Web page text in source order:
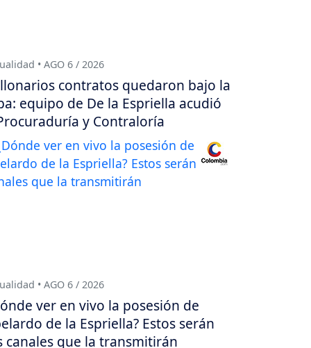
• AGO 6 / 2026
contratos quedaron bajo la
equipo de De la Espriella acudió
y Contraloría
• AGO 6 / 2026
ver en vivo la posesión de
de la Espriella? Estos serán
canales que la transmitirán